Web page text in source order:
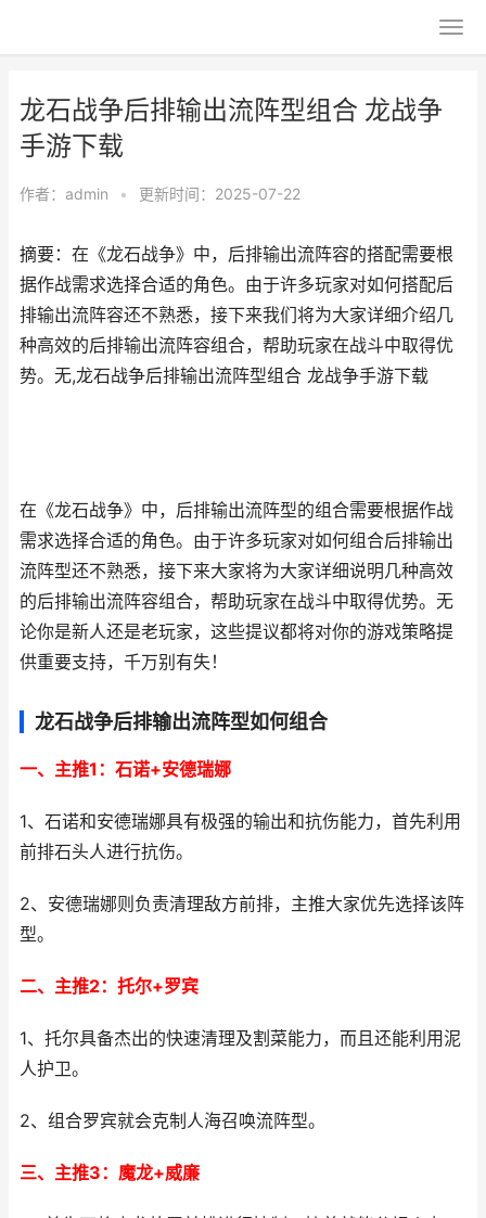
龙石战争后排输出流阵型组合 龙战争
手游下载
作者： admin • 更新时间：2025-07-22
摘要：在《龙石战争》中，后排输出流阵容的搭配需要根
据作战需求选择合适的角色。由于许多玩家对如何搭配后
排输出流阵容还不熟悉，接下来我们将为大家详细介绍几
种高效的后排输出流阵容组合，帮助玩家在战斗中取得优
势。无,龙石战争后排输出流阵型组合 龙战争手游下载
在《龙石战争》中， 后排输出流阵型的组合需要根据作战
需求选择合适的角色。 由于许多玩家对如何组合后排输出
流阵型还不熟悉， 接下来大家将为大家详细说明几种高效
的后排输出流阵容组合， 帮助玩家在战斗中取得优势。 无
论你是新人还是老玩家， 这些提议都将对你的游戏策略提
供重要支持， 千万别有失！
龙石战争后排输出流阵型如何组合
一、主推1：石诺+安德瑞娜
1、石诺和安德瑞娜具有极强的输出和抗伤能力，首先利用
前排石头人进行抗伤。
2、安德瑞娜则负责清理敌方前排，主推大家优先选择该阵
型。
二、主推2：托尔+罗宾
1、托尔具备杰出的快速清理及割菜能力，而且还能利用泥
人护卫。
2、组合罗宾就会克制人海召唤流阵型。
三、主推3：魔龙+威廉